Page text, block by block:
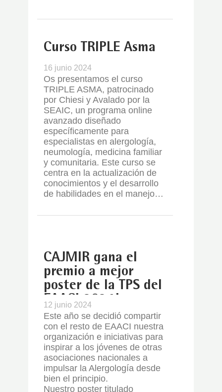
Curso TRIPLE Asma
16 junio 2024
Os presentamos el curso
TRIPLE ASMA, patrocinado
por Chiesi y Avalado por la
SEAIC, un programa online
avanzado diseñado
específicamente para
especialistas en alergología,
neumología, medicina familiar
y comunitaria. Este curso se
centra en la actualización de
conocimientos y el desarrollo
de habilidades en el manejo…
CAJMIR gana el
premio a mejor
poster de la TPS del
EAACI 2024!
12 junio 2024
Este año se decidió compartir
con el resto de EAACI nuestra
organización e iniciativas para
inspirar a los jóvenes de otras
asociaciones nacionales a
impulsar la Alergología desde
bien el principio.
Nuestro poster titulado